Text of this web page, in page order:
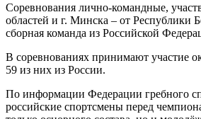
Соревнования лично-командные,
областей и г. Минска – от Республики
сборная команда из Российской
В соревнованиях принимают участие
59 из них из России.
По информации Федерации гребного
российские спортсмены перед